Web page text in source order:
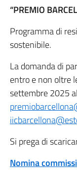
“PREMIO
Programma di
sostenibile.
La domanda di
entro e non oltre
settembre 2025
Si prega di
Nomina